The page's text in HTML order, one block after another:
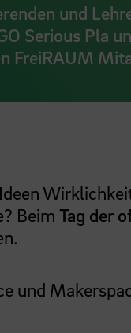
und
Serious Pla
FreiRAUM
Beim Tag der
und